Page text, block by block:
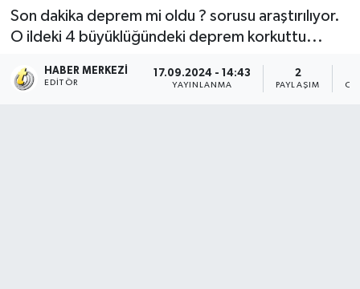
Son dakika deprem mi oldu ? sorusu araştırılıyor.
O ildeki 4 büyüklüğündeki deprem korkuttu...
HABER MERKEZI
EDITÖR
17.09.2024 - 14:43
YAYINLANMA
2
PAYLAŞIM